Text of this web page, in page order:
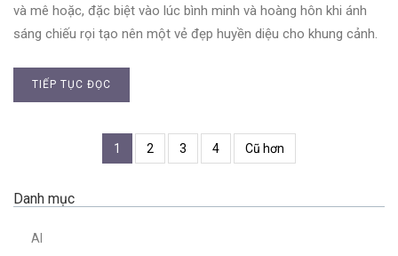
và mê hoặc, đặc biệt vào lúc bình minh và hoàng hôn khi ánh
sáng chiếu rọi tạo nên một vẻ đẹp huyền diệu cho khung cảnh.
TIẾP TỤC ĐỌC
1 2 3 4 Cũ hơn
Danh mục
AI